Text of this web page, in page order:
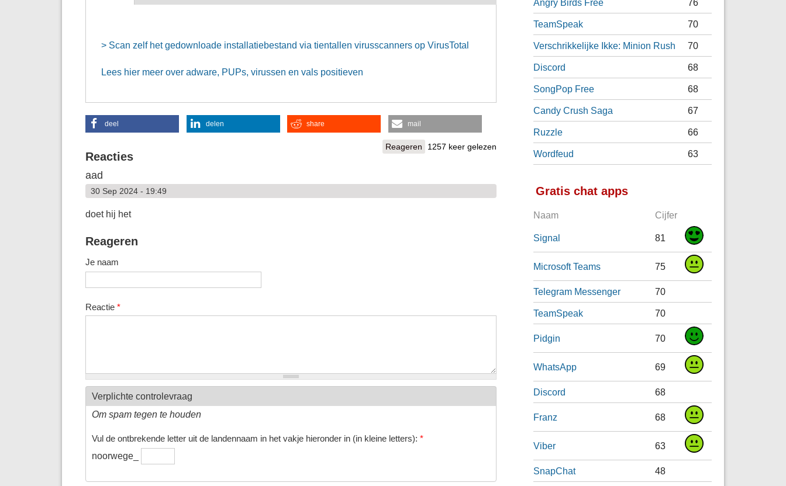
> Scan zelf het gedownloade installatiebestand via tientallen virusscanners op VirusTotal
Lees hier meer over adware, PUPs, virussen en vals positieven
deel delen share mail
Reageren 1257 keer gelezen
Reacties
aad
30 Sep 2024 - 19:49
doet hij het
Reageren
Je naam
Reactie *
Verplichte controlevraag
Om spam tegen te houden
Vul de ontbrekende letter uit de landennaam in het vakje hieronder in (in kleine letters): *
noorwege_
Angry Birds Free 76
TeamSpeak 70
Verschrikkelijke Ikke: Minion Rush 70
Discord 68
SongPop Free 68
Candy Crush Saga 67
Ruzzle 66
Wordfeud 63
Gratis chat apps
Naam Cijfer
Signal 81
Microsoft Teams 75
Telegram Messenger 70
TeamSpeak 70
Pidgin 70
WhatsApp 69
Discord 68
Franz 68
Viber 63
SnapChat 48